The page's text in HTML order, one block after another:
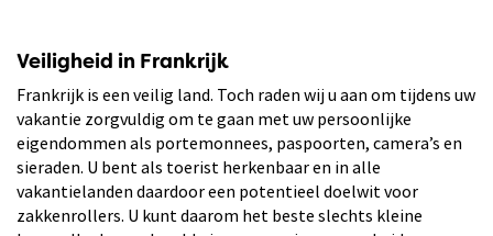
Veiligheid in Frankrijk
Frankrijk is een veilig land. Toch raden wij u aan om tijdens uw
vakantie zorgvuldig om te gaan met uw persoonlijke
eigendommen als portemonnees, paspoorten, camera’s en
sieraden. U bent als toerist herkenbaar en in alle
vakantielanden daardoor een potentieel doelwit voor
zakkenrollers. U kunt daarom het beste slechts kleine